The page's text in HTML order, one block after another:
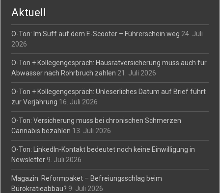
Aktuell
O-Ton: Im Suff auf dem E-Scooter – Führerschein weg 24. Juli
2026
O-Ton + Kollegengespräch: Hausratversicherung muss auch für
Abwasser nach Rohrbruch zahlen 21. Juli 2026
O-Ton + Kollegengespräch: Unleserliches Datum auf Brief führt
zur Verjährung 16. Juli 2026
O-Ton: Versicherung muss bei chronischen Schmerzen
Cannabis bezahlen 13. Juli 2026
O-Ton: LinkedIn-Kontakt bedeutet noch keine Einwilligung in
Newsletter 9. Juli 2026
Magazin: Reformpaket – Befreiungsschlag beim
Bürokratieabbau? 9. Juli 2026